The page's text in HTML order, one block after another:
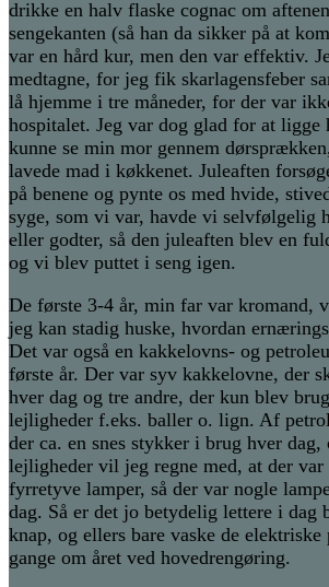
drikke en halv flaske cognac om
sengekanten (så han da sikker på at
var en hård kur, men den var effektiv.
medtagne, for jeg fik skarlagensfeber
lå hjemme i tre måneder, for der var
hospitalet. Jeg var dog glad for at ligge
kunne se min mor gennem
lavede mad i køkkenet. Juleaften
på benene og pynte os med hvide,
syge, som vi var, havde vi selvfølgelig
eller godter, så den juleaften blev en
og vi blev puttet i seng igen.
De første 3-4 år, min far var kromand,
jeg kan stadig huske, hvordan
Det var også en kakkelovns- og
første år. Der var syv kakkelovne, der
hver dag og tre andre, der kun blev
lejligheder f.eks. baller o. lign. Af
der ca. en snes stykker i brug hver
lejligheder vil jeg regne med, at der
fyrretyve lamper, så der var nogle
dag. Så er det jo betydelig lettere i dag
knap, og ellers bare vaske de
gange om året ved hovedrengøring.